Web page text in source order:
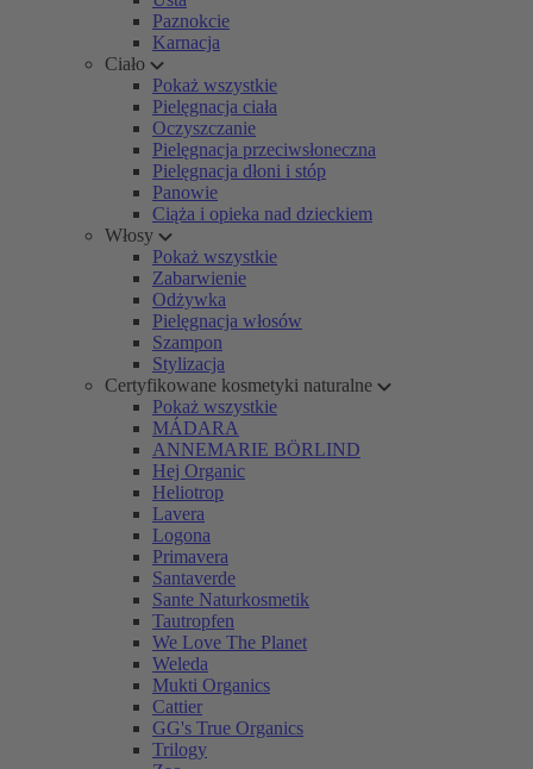
Paznokcie
Karnacja
Ciało
Pokaż wszystkie
Pielęgnacja ciała
Oczyszczanie
Pielęgnacja przeciwsłoneczna
Pielęgnacja dłoni i stóp
Panowie
Ciąża i opieka nad dzieckiem
Włosy
Pokaż wszystkie
Zabarwienie
Odżywka
Pielęgnacja włosów
Szampon
Stylizacja
Certyfikowane kosmetyki naturalne
Pokaż wszystkie
MÁDARA
ANNEMARIE BÖRLIND
Hej Organic
Heliotrop
Lavera
Logona
Primavera
Santaverde
Sante Naturkosmetik
Tautropfen
We Love The Planet
Weleda
Mukti Organics
Cattier
GG's True Organics
Trilogy